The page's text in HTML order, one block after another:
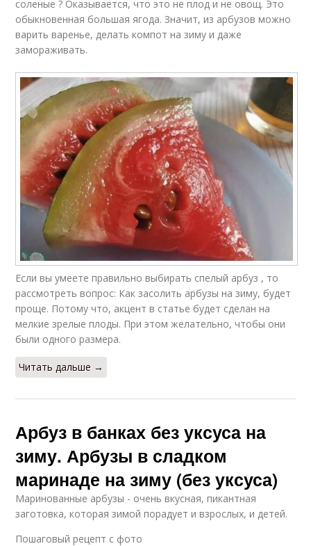
соленые ? Оказывается, что это не плод и не овощ. Это
обыкновенная большая ягода. Значит, из арбузов можно
варить варенье, делать компот на зиму и даже
замораживать.
Если вы умеете правильно выбирать спелый арбуз , то
рассмотреть вопрос: Как засолить арбузы на зиму, будет
проще. Потому что, акцент в статье будет сделан на
мелкие зрелые плоды. При этом желательно, чтобы они
были одного размера.
Читать дальше →
Арбуз в банках без уксуса на
зиму. Арбузы в сладком
маринаде на зиму (без уксуса)
Маринованные арбузы - очень вкусная, пикантная
заготовка, которая зимой порадует и взрослых, и детей.
Пошаговый рецепт с фото